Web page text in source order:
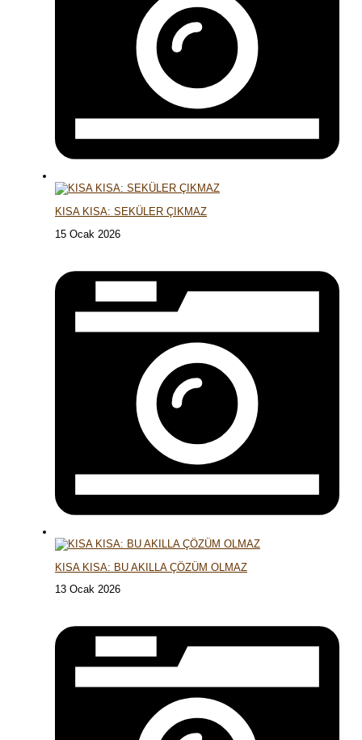
KISA KISA: SEKÜLER ÇIKMAZ
15 Ocak 2026
KISA KISA: BU AKILLA ÇÖZÜM OLMAZ
13 Ocak 2026